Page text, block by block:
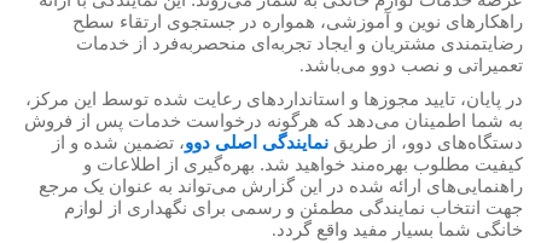
راهکارهای نوین و آموزشی، همواره در جستجوی ارتقاء سطح
رضایتمندی مشتریان و ایجاد تجربه‌ای منحصربه‌فرد از خدمات
تعمیراتی و نصب دوو می‌باشد.
در پایان، تایید مجوزها و استانداردهای رعایت شده توسط این مرکز،
به شما اطمینان می‌دهد که هرگونه درخواست خدمات پس از فروش
دستگاه‌های دوو، از طریق نمایندگی اصلی دوو، تضمین شده و از
کیفیت مطلوب بهره‌مند خواهید شد. بهره‌گیری از اطلاعات و
راهنمایی‌های ارائه شده در این گزارش می‌تواند به عنوان یک مرجع
جهت انتخاب نمایندگی مطمئن و رسمی برای نگهداری از لوازم
خانگی شما بسیار مفید واقع گردد.